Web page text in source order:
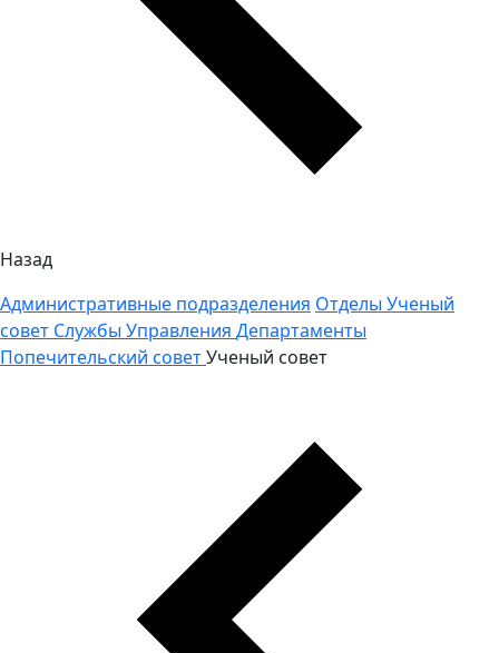
Назад
Административные подразделения Отделы Ученый
совет Службы Управления Департаменты
Попечительский советУченый совет